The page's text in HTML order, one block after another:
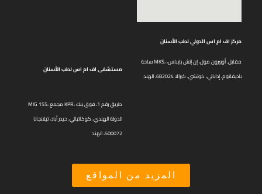
مستشفى اف ام اس لطب الأسنان
MIG 155، مجمع KPR، طريق رقم 1، فوق بنك
الدولة الهندي، كوكاتبالي، حيدر أباد، تيلانجانا
500072، الهند
مركز اف ام اس الدولي لطب الأسنان
ساحة MKS، مقابل. أوبيرون مول، إن إتش بايباس،
باديفاتوم، إدابالي، كوتشي، كيرالا 682024، الهند
المزيد من المواقع